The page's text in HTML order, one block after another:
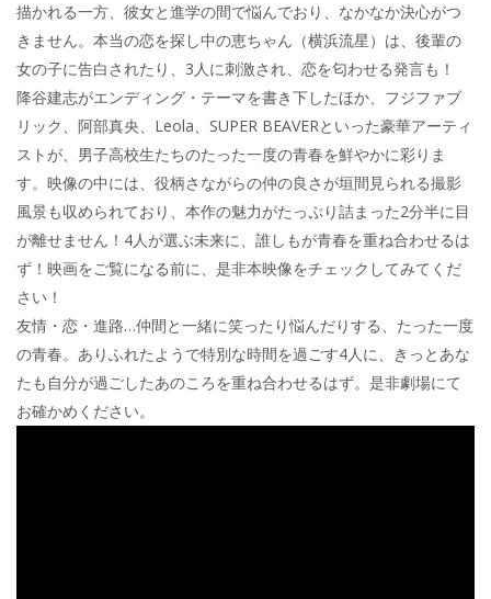
描かれる一方、彼女と進学の間で悩んでおり、なかなか決心がつ
きません。本当の恋を探し中の恵ちゃん（横浜流星）は、後輩の
女の子に告白されたり、3人に刺激され、恋を匂わせる発言も！
降谷建志がエンディング・テーマを書き下したほか、フジファブ
リック、阿部真央、Leola、SUPER BEAVERといった豪華アーティ
ストが、男子高校生たちのたった一度の青春を鮮やかに彩りま
す。映像の中には、役柄さながらの仲の良さが垣間見られる撮影
風景も収められており、本作の魅力がたっぷり詰まった2分半に目
が離せません！4人が選ぶ未来に、誰しもが青春を重ね合わせるは
ず！映画をご覧になる前に、是非本映像をチェックしてみてくだ
さい！
友情・恋・進路…仲間と一緒に笑ったり悩んだりする、たった一度
の青春。ありふれたようで特別な時間を過ごす4人に、きっとあな
たも自分が過ごしたあのころを重ね合わせるはず。是非劇場にて
お確かめください。